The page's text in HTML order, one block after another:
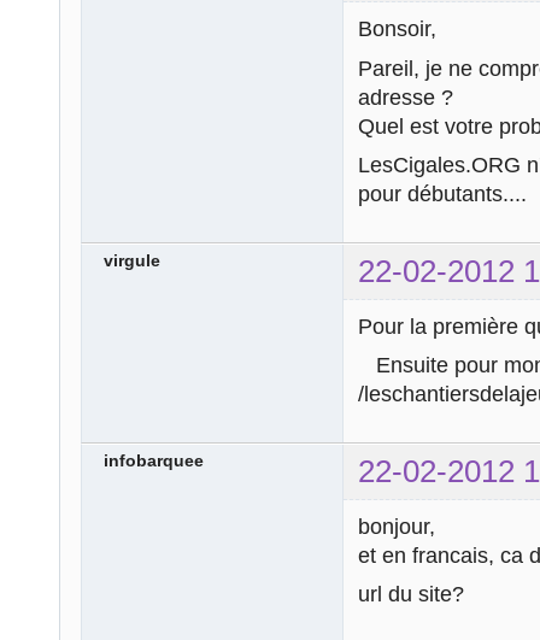
Bonsoir,
Pareil, je ne
adresse ?
Quel est votre
LesCigales.ORG
pour débutants....
virgule 22-02-2012
Pour la première
Ensuite pour
/
infobarquee 22-02-2012
bonjour,
et en francais, ca
url du site?